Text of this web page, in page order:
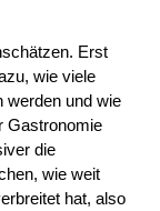
Erst
wie viele
werden und wie
Gastronomie
die
wie weit
hat, also